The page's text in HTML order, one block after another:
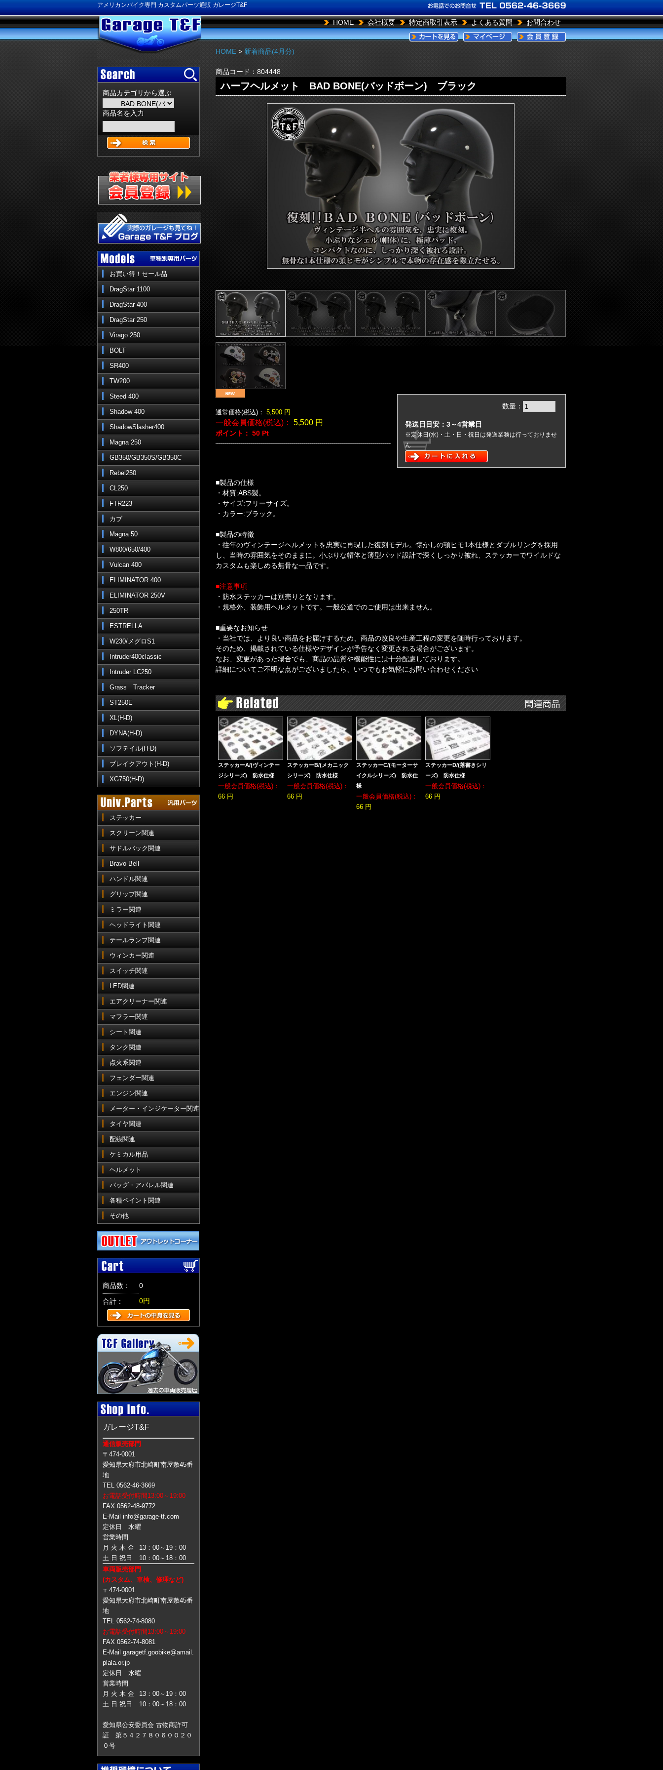
アメリカンバイク専門 カスタムパーツ通販 ガレージT&F
HOME 会社概要 特定商取引表示 よくある質問 お問合わせ
商品カテゴリから選ぶ
商品名を入力
お買い得！セール品
DragStar 1100
DragStar 400
DragStar 250
Virago 250
BOLT
SR400
TW200
Steed 400
Shadow 400
ShadowSlasher400
Magna 250
GB350/GB350S/GB350C
Rebel250
CL250
FTR223
カブ
Magna 50
W800/650/400
Vulcan 400
ELIMINATOR 400
ELIMINATOR 250V
250TR
ESTRELLA
W230/メグロS1
Intruder400classic
Intruder LC250
Grass Tracker
ST250E
XL(H-D)
DYNA(H-D)
ソフテイル(H-D)
ブレイクアウト(H-D)
XG750(H-D)
ステッカー
スクリーン関連
サドルバック関連
Bravo Bell
ハンドル関連
グリップ関連
ミラー関連
ヘッドライト関連
テールランプ関連
ウィンカー関連
スイッチ関連
LED関連
エアクリーナー関連
マフラー関連
シート関連
タンク関連
点火系関連
フェンダー関連
エンジン関連
メーター・インジケーター関連
タイヤ関連
配線関連
ケミカル用品
ヘルメット
バッグ・アパレル関連
各種ペイント関連
その他
商品数：
0
合計：
0円
ガレージT&F
通信販売部門
〒474-0001
愛知県大府市北崎町南屋敷45番
地
TEL 0562-46-3669
お電話受付時間13:00～19:00
FAX 0562-48-9772
E-Mail info@garage-tf.com
定休日 水曜
営業時間
月 火 木 金
13：00～19：00
土 日 祝日
10：00～18：00
車両販売部門
(カスタム、車検、修理など)
〒474-0001
愛知県大府市北崎町南屋敷45番
地
TEL 0562-74-8080
お電話受付時間13:00～19:00
FAX 0562-74-8081
E-Mail garagetf.goobike@amail.
plala.or.jp
定休日 水曜
営業時間
月 火 木 金
13：00～19：00
土 日 祝日
10：00～18：00
愛知県公安委員会 古物商許可
証 第５４２７８０６００２０
０号
HOME > 新着商品(4月分)
商品コード： 804448
ハーフヘルメット BAD BONE(バッドボーン) ブラック
通常価格(税込)： 5,500 円
一般会員価格(税込)： 5,500 円
ポイント： 50 Pt
数量：
発送日目安：3～4営業日
※定休日(水)・土・日・祝日は発送業務は行っておりませ
ん
■製品の仕様
・材質:ABS製。
・サイズ:フリーサイズ。
・カラー:ブラック。
■製品の特徴
・往年のヴィンテージヘルメットを忠実に再現した復刻モデル。懐かしの顎ヒモ1本仕様とダブルリングを採用
し、当時の雰囲気をそのままに。小ぶりな帽体と薄型パッド設計で深くしっかり被れ、ステッカーでワイルドな
カスタムも楽しめる無骨な一品です。
■注意事項
・防水ステッカーは別売りとなります。
・規格外、装飾用ヘルメットです。一般公道でのご使用は出来ません。
■重要なお知らせ
・当社では、より良い商品をお届けするため、商品の改良や生産工程の変更を随時行っております。
そのため、掲載されている仕様やデザインが予告なく変更される場合がございます。
なお、変更があった場合でも、商品の品質や機能性には十分配慮しております。
詳細についてご不明な点がございましたら、いつでもお気軽にお問い合わせください
ステッカーA/(ヴィンテー
ジシリーズ) 防水仕様
一般会員価格(税込)：
66 円
ステッカーB/(メカニック
シリーズ) 防水仕様
一般会員価格(税込)：
66 円
ステッカーC/(モーターサ
イクルシリーズ) 防水仕
様
一般会員価格(税込)：
66 円
ステッカーD/(落書きシリ
ーズ) 防水仕様
一般会員価格(税込)：
66 円